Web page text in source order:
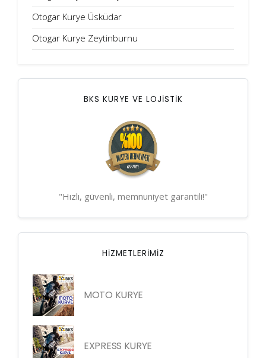
Otogar Kurye Üsküdar
Otogar Kurye Zeytinburnu
BKS KURYE VE LOJİSTİK
"Hızlı, güvenli, memnuniyet garantili!"
HIZMETLERIMIZ
MOTO KURYE
EXPRESS KURYE